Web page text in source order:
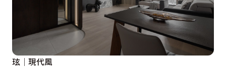
玹│現代風